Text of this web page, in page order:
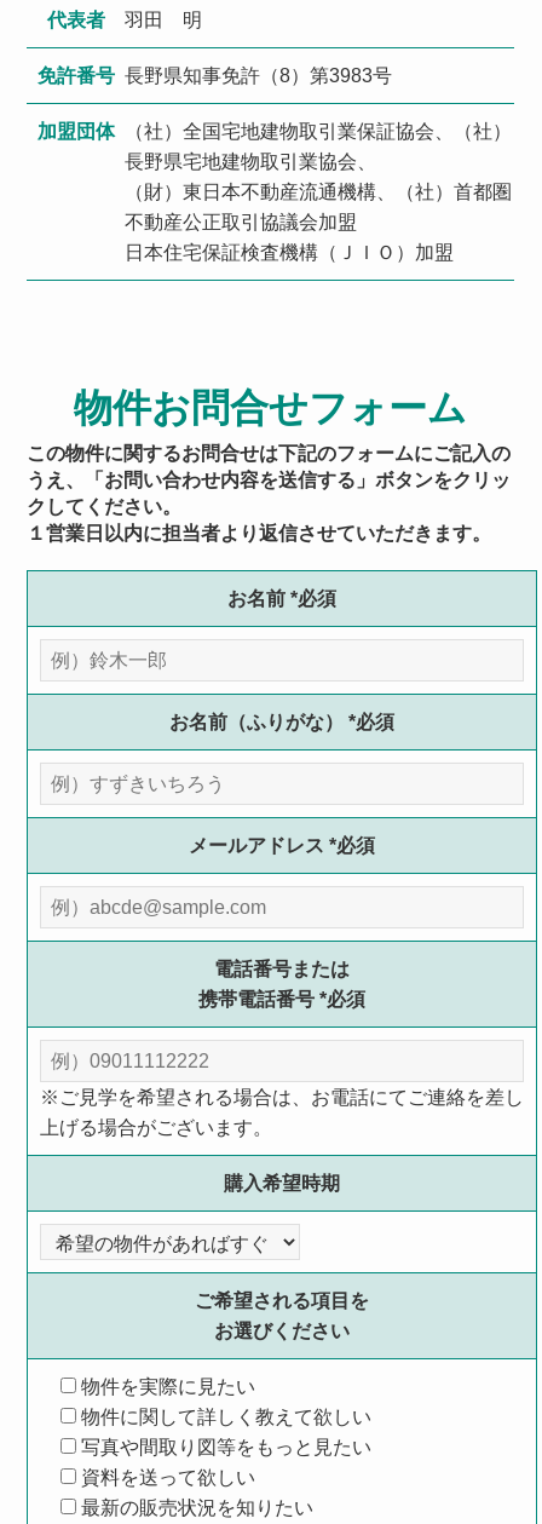
代表者 羽田 明
免許番号 長野県知事免許（8）第3983号
加盟団体
（社）全国宅地建物取引業保証協会、（社）
長野県宅地建物取引業協会、
（財）東日本不動産流通機構、（社）首都圏
不動産公正取引協議会加盟
日本住宅保証検査機構（ＪＩＯ）加盟
物件お問合せフォーム
この物件に関するお問合せは下記のフォームにご記入の
うえ、「お問い合わせ内容を送信する」ボタンをクリッ
クしてください。
１営業日以内に担当者より返信させていただきます。
お名前*必須
お名前（ふりがな）*必須
メールアドレス*必須
電話番号または
携帯電話番号*必須
※ご見学を希望される場合は、お電話にてご連絡を差し
上げる場合がございます。
購入希望時期
ご希望される項目を
お選びください
物件を実際に見たい
物件に関して詳しく教えて欲しい
写真や間取り図等をもっと見たい
資料を送って欲しい
最新の販売状況を知りたい